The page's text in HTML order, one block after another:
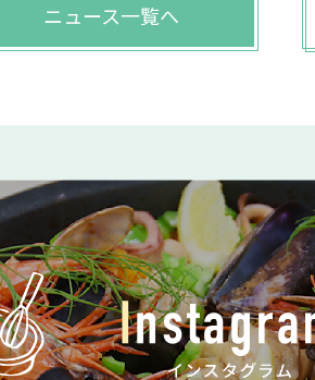
ニュース一覧へ